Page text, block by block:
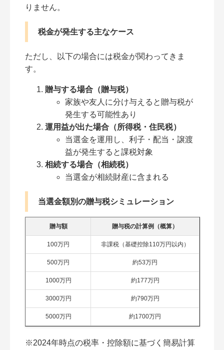
りません。
税金が発生する主なケース
ただし、以下の場合には税金が関わってきま
す。
贈与する場合（贈与税）
家族や友人に分け与えると贈与税が
発生する可能性あり
運用益が出た場合（所得税・住民税）
当選金を運用し、利子・配当・譲渡
益が発生すると課税対象
相続する場合（相続税）
当選金が相続財産に含まれる
当選金額別の贈与税シミュレーション
贈与額 贈与税の計算例（概算）
100万円 非課税（基礎控除110万円以内）
500万円 約53万円
1000万円 約177万円
3000万円 約790万円
5000万円 約1700万円
※2024年時点の税率・控除額に基づく簡易計算